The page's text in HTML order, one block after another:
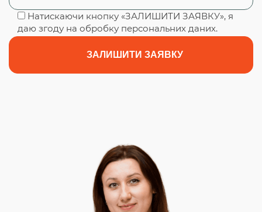
Натискаючи кнопку «ЗАЛИШИТИ ЗАЯВКУ», я
даю згоду на обробку персональних даних.